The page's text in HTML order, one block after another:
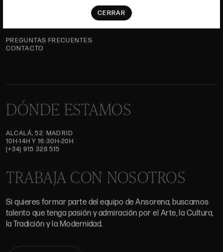
CERRAR
GALERÍA
VALORACIONES
PREGUNTAS FRECUENTES
CONTACTO
DÓNDE ESTAMOS
ALCALÁ, 52. MADRID
10H-14H Y 16:30H-20H
(+34) 915 328 515
TRABAJA CON NOSOTROS
Si quieres formar parte del equipo de Ansorena, buscamos
talento que tenga pasión y admiración por el Arte, la Cultura,
la Tradición y la Modernidad.